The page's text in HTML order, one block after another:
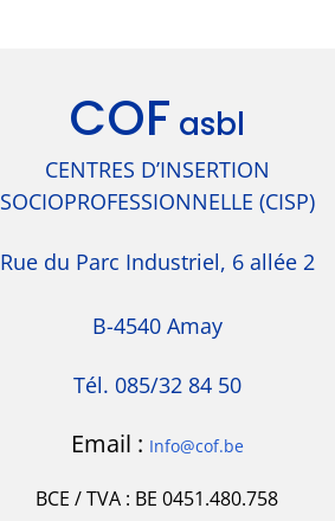
COF asbl
CENTRES D’INSERTION
SOCIOPROFESSIONNELLE (CISP)
Rue du Parc Industriel, 6 allée 2
B-4540 Amay
Tél. 085/32 84 50
Email : Info@cof.be
BCE / TVA : BE 0451.480.758